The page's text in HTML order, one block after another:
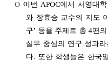
O 이번 APOC에서 서영대
와 장효승 교수의 지도
구’ 등을 주제로 총 4편
실무 중심의 연구 성과
다. 또한 학생들은 한국